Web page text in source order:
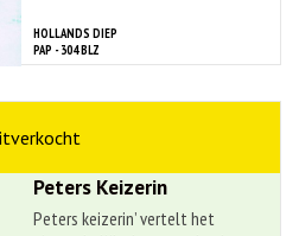
HOLLANDS DIEP
PAP - 304 BLZ
Peters Keizerin
Peters keizerin’ vertelt het